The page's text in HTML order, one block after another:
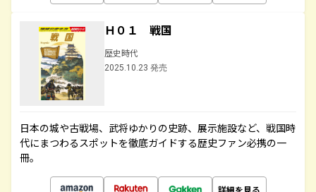
Ｈ０１ 戦国
歴史時代
2025.10.23 発売
日本の城や古戦場、武将ゆかりの史跡、展示施設など、戦国時
代にまつわるスポットを徹底ガイドする歴史ファン必携の一
冊。
詳細を見る